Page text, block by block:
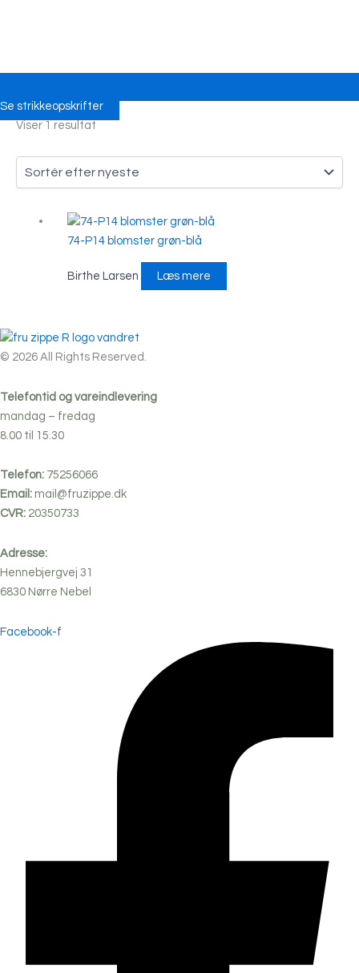
Se strikkeopskrifter
Viser 1 resultat
74-P14 blomster grøn-blå
Birthe Larsen Læs mere
© 2026 All Rights Reserved.
Telefontid og vareindlevering
mandag – fredag
8.00 til 15.30
Telefon: 75256066
Email: mail@fruzippe.dk
CVR: 20350733
Adresse:
Hennebjergvej 31
6830 Nørre Nebel
Facebook-f